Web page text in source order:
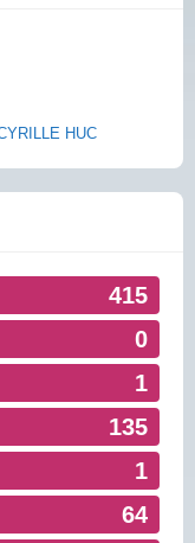
HUC
415
0
1
135
1
64